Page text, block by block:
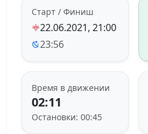
Старт / Финиш
22.06.2021, 21:00
23:56
Время в движении
02:11
Остановки: 00:45